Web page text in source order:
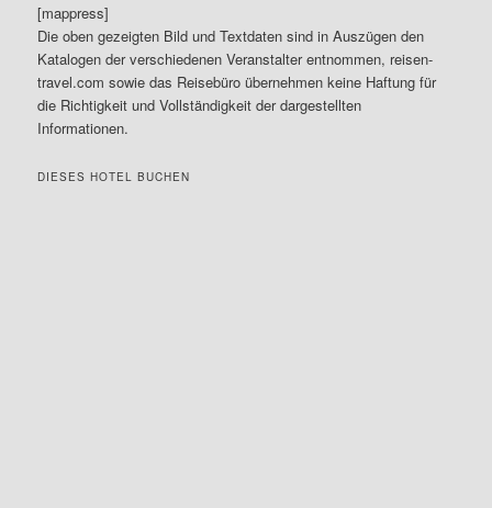
[mappress]
Die oben gezeigten Bild und Textdaten sind in Auszügen den
Katalogen der verschiedenen Veranstalter entnommen, reisen-
travel.com sowie das Reisebüro übernehmen keine Haftung für
die Richtigkeit und Vollständigkeit der dargestellten
Informationen.
DIESES HOTEL BUCHEN